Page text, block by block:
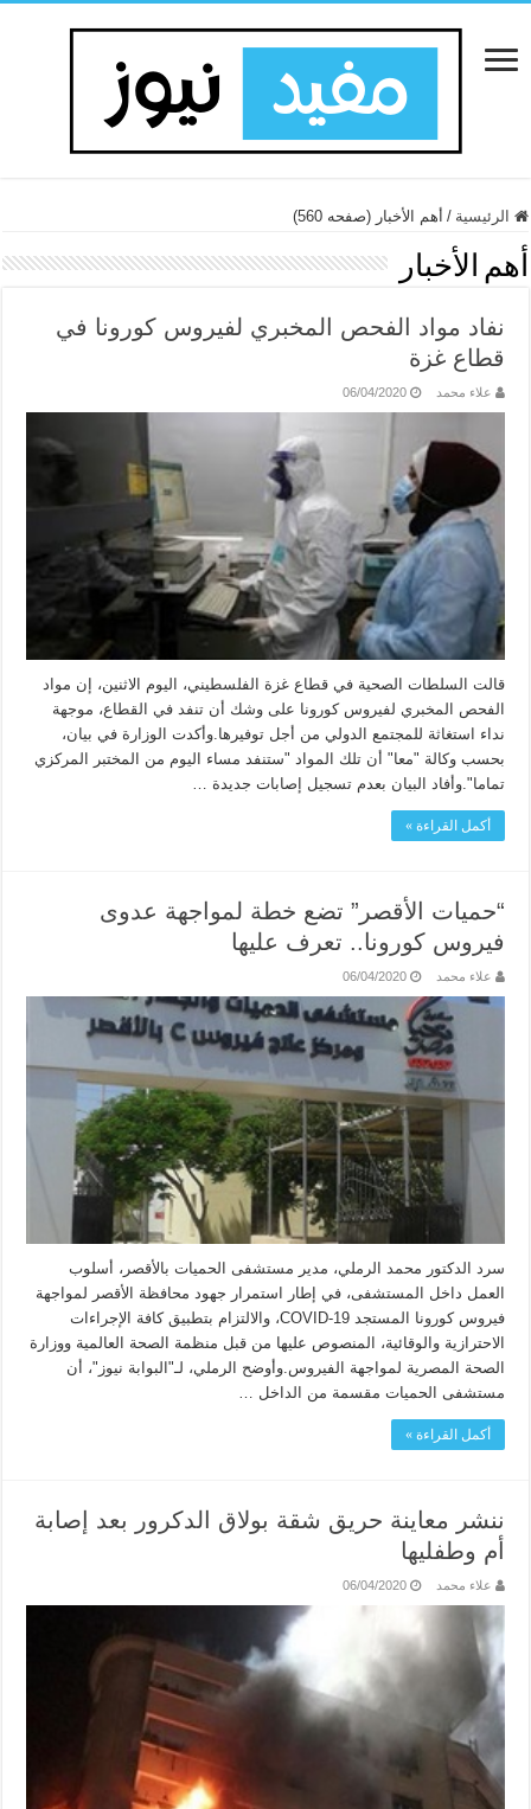
الرئيسية / أهم الأخبار (صفحه 560)
أهم الأخبار
نفاد مواد الفحص المخبري لفيروس كورونا في
قطاع غزة
علاء محمد 06/04/2020
قالت السلطات الصحية في قطاع غزة الفلسطيني، اليوم الاثنين، إن مواد
الفحص المخبري لفيروس كورونا على وشك أن تنفد في القطاع، موجهة
نداء استغاثة للمجتمع الدولي من أجل توفيرها.وأكدت الوزارة في بيان،
بحسب وكالة "معا" أن تلك المواد "ستنفد مساء اليوم من المختبر المركزي
تماما".وأفاد البيان بعدم تسجيل إصابات جديدة …
أكمل القراءة »
“حميات الأقصر” تضع خطة لمواجهة عدوى
فيروس كورونا.. تعرف عليها
علاء محمد 06/04/2020
سرد الدكتور محمد الرملي، مدير مستشفى الحميات بالأقصر، أسلوب
العمل داخل المستشفى، في إطار استمرار جهود محافظة الأقصر لمواجهة
فيروس كورونا المستجد COVID-19، والالتزام بتطبيق كافة الإجراءات
الاحترازية والوقائية، المنصوص عليها من قبل منظمة الصحة العالمية ووزارة
الصحة المصرية لمواجهة الفيروس.وأوضح الرملي، لـ"البوابة نيوز"، أن
مستشفى الحميات مقسمة من الداخل …
أكمل القراءة »
ننشر معاينة حريق شقة بولاق الدكرور بعد إصابة
أم وطفليها
علاء محمد 06/04/2020